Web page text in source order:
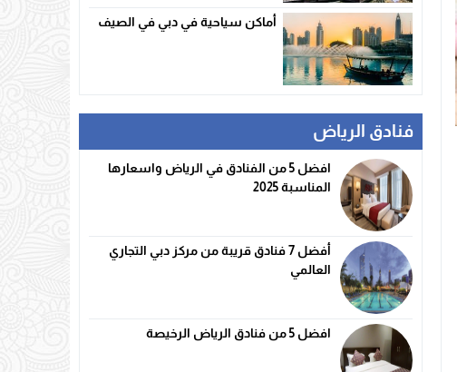
أماكن سياحية في دبي في الصيف
فنادق الرياض
افضل 5 من الفنادق في الرياض واسعارها
المناسبة 2025
أفضل 7 فنادق قريبة من مركز دبي التجاري
العالمي
افضل 5 من فنادق الرياض الرخيصة